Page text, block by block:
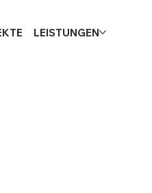
LEISTUNGEN